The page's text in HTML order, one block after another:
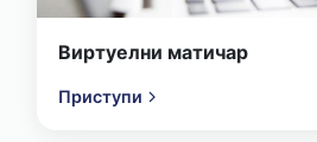
Виртуелни матичар
Приступи